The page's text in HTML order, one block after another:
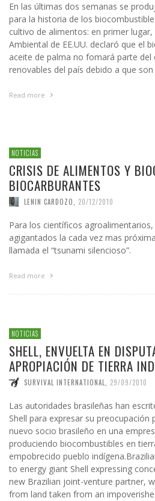
En las últimas dos semanas se
para la historia de los
cultivo de alimentos: en primer
Ambiental de EE.UU. declaró que el
aceite de palma no fomará parte
renovables del país debido a que
Read more
NOTICIAS
CRISIS DE ALIMENTOS Y
BIOCARBURANTES
LENIN CARDOZO, 20/12/2010
Para los científicos
agigantados la cada vez mas
llamada el “tsunami silencioso”.
Read more
NOTICIAS
SHELL, ENVUELTA EN
APROPIACIÓN DE TIERRA
SURVIVAL INTERNATIONAL 29/09/2010
Las autoridades brasileñas han
Shell para expresar su preocupación
nuevo socio brasileño en una
produciendo biocombustibles en
empobrecido pueblo indígena.
to energy giant Shell expressing
new Brazilian joint-venture partner,
from land taken from an